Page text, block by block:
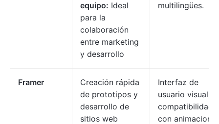
equipo: Ideal
para la
colaboración
entre marketing
y desarrollo
multilingües.
Framer
Creación rápida
de prototipos y
desarrollo de
sitios web
Interfaz de
usuario visual,
compatibilidad
con